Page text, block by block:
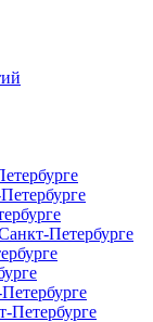
Петербурге
Петербурге